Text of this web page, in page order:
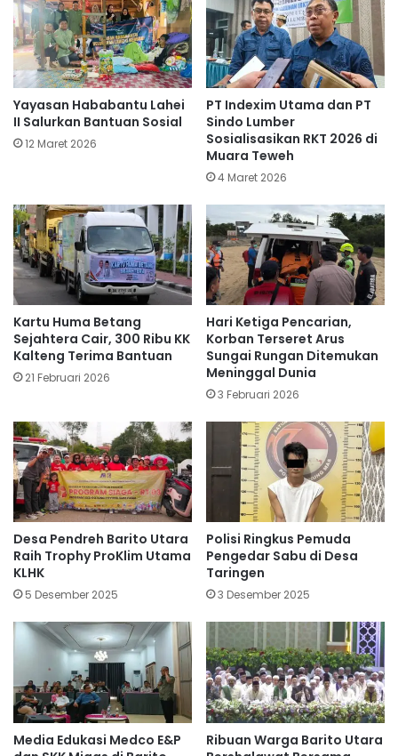
Yayasan Hababantu Lahei
II Salurkan Bantuan Sosial
12 Maret 2026
PT Indexim Utama dan PT
Sindo Lumber
Sosialisasikan RKT 2026 di
Muara Teweh
4 Maret 2026
Kartu Huma Betang
Sejahtera Cair, 300 Ribu KK
Kalteng Terima Bantuan
21 Februari 2026
Hari Ketiga Pencarian,
Korban Terseret Arus
Sungai Rungan Ditemukan
Meninggal Dunia
3 Februari 2026
Desa Pendreh Barito Utara
Raih Trophy ProKlim Utama
KLHK
5 Desember 2025
Polisi Ringkus Pemuda
Pengedar Sabu di Desa
Taringen
3 Desember 2025
Media Edukasi Medco E&P
Ribuan Warga Barito Utara